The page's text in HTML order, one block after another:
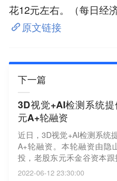
花12元左右。（每日经
原文链接
下一篇
3D视觉+AI检测系统
元A+轮融资
近日，3D视觉+AI检测系统
A+轮融资。本轮融资由隐
投，老股东元禾金谷资本
研发和产能建设等。
2022-06-12 23:30:00